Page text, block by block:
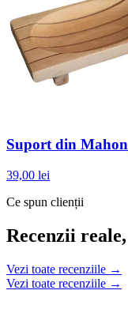
Suport din
39,00 lei
Ce spun clienții
Recenzii
Vezi toate recenziile →
Vezi toate recenziile →